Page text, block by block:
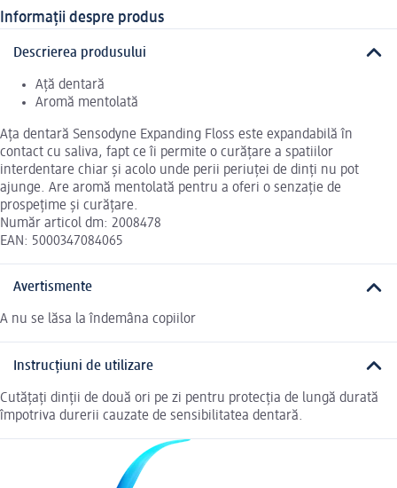
Informații despre produs
Descrierea produsului
Ață dentară
Aromă mentolată
Ața dentară Sensodyne Expanding Floss este expandabilă în
contact cu saliva, fapt ce îi permite o curățare a spatiilor
interdentare chiar și acolo unde perii periuței de dinți nu pot
ajunge. Are aromă mentolată pentru a oferi o senzație de
prospețime și curățare.
Număr articol dm: 2008478
EAN: 5000347084065
Avertismente
A nu se lăsa la îndemâna copiilor
Instrucțiuni de utilizare
Cutățați dinții de două ori pe zi pentru protecția de lungă durată
împotriva durerii cauzate de sensibilitatea dentară.